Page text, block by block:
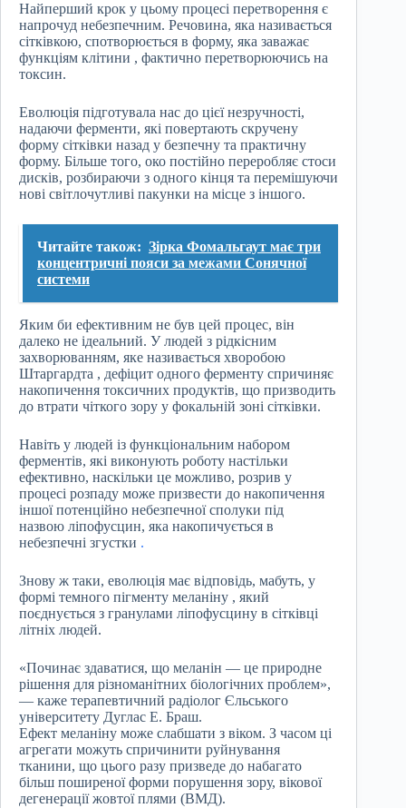
Найперший крок у цьому процесі перетворення є
напрочуд небезпечним. Речовина, яка називається
сітківкою, спотворюється в форму, яка заважає
функціям клітини , фактично перетворюючись на
токсин.
Еволюція підготувала нас до цієї незручності,
надаючи ферменти, які повертають скручену
форму сітківки назад у безпечну та практичну
форму. Більше того, око постійно переробляє стоси
дисків, розбираючи з одного кінця та перемішуючи
нові світлочутливі пакунки на місце з іншого.
Читайте також: Зірка Фомальгаут має три
концентричні пояси за межами Сонячної
системи
Яким би ефективним не був цей процес, він
далеко не ідеальний. У людей з рідкісним
захворюванням, яке називається хворобою
Штаргардта , дефіцит одного ферменту спричиняє
накопичення токсичних продуктів, що призводить
до втрати чіткого зору у фокальній зоні сітківки.
Навіть у людей із функціональним набором
ферментів, які виконують роботу настільки
ефективно, наскільки це можливо, розрив у
процесі розпаду може призвести до накопичення
іншої потенційно небезпечної сполуки під
назвою ліпофусцин, яка накопичується в
небезпечні згустки .
Знову ж таки, еволюція має відповідь, мабуть, у
формі темного пігменту меланіну , який
поєднується з гранулами ліпофусцину в сітківці
літніх людей.
«Починає здаватися, що меланін — це природне
рішення для різноманітних біологічних проблем»,
— каже терапевтичний радіолог Єльського
університету Дуглас Е. Браш.
Ефект меланіну може слабшати з віком. З часом ці
агрегати можуть спричинити руйнування
тканини, що цього разу призведе до набагато
більш поширеної форми порушення зору, вікової
дегенерації жовтої плями (ВМД).